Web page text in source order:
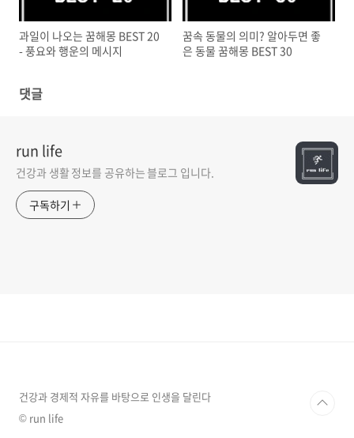
과일이 나오는 꿈해몽 BEST 20
- 풍요와 행운의 메시지
꿈속 동물의 의미? 알아두면 좋
은 동물 꿈해몽 BEST 30
댓글
run life
건강과 생활 정보를 공유하는 블로그 입니다.
구독하기
건강과 경제적 자유를 바탕으로 인생을 달린다
© run life